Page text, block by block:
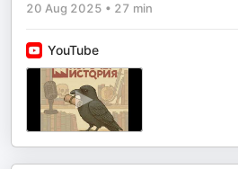
20 Aug 2025 • 27 min
YouTube